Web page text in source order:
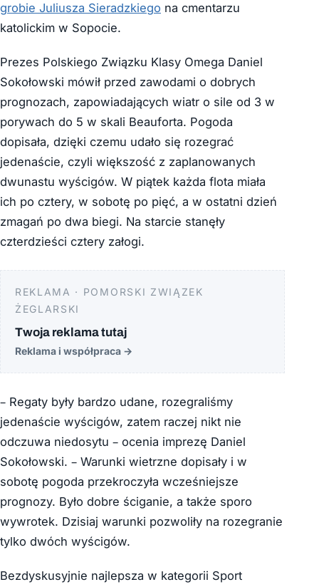
grobie Juliusza Sieradzkiego na cmentarzu
katolickim w Sopocie.
Prezes Polskiego Związku Klasy Omega Daniel
Sokołowski mówił przed zawodami o dobrych
prognozach, zapowiadających wiatr o sile od 3 w
porywach do 5 w skali Beauforta. Pogoda
dopisała, dzięki czemu udało się rozegrać
jedenaście, czyli większość z zaplanowanych
dwunastu wyścigów. W piątek każda flota miała
ich po cztery, w sobotę po pięć, a w ostatni dzień
zmagań po dwa biegi. Na starcie stanęły
czterdzieści cztery załogi.
REKLAMA · POMORSKI ZWIĄZEK
ŻEGLARSKI
Twoja reklama tutaj
Reklama i współpraca →
– Regaty były bardzo udane, rozegraliśmy
jedenaście wyścigów, zatem raczej nikt nie
odczuwa niedosytu – ocenia imprezę Daniel
Sokołowski. – Warunki wietrzne dopisały i w
sobotę pogoda przekroczyła wcześniejsze
prognozy. Było dobre ściganie, a także sporo
wywrotek. Dzisiaj warunki pozwoliły na rozegranie
tylko dwóch wyścigów.
Bezdyskusyjnie najlepsza w kategorii Sport